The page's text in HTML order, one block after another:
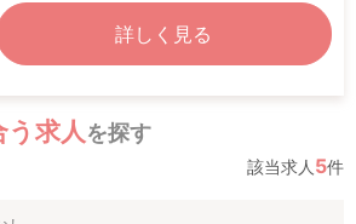
詳しく見る
う求人 を探す
該当求人 5件